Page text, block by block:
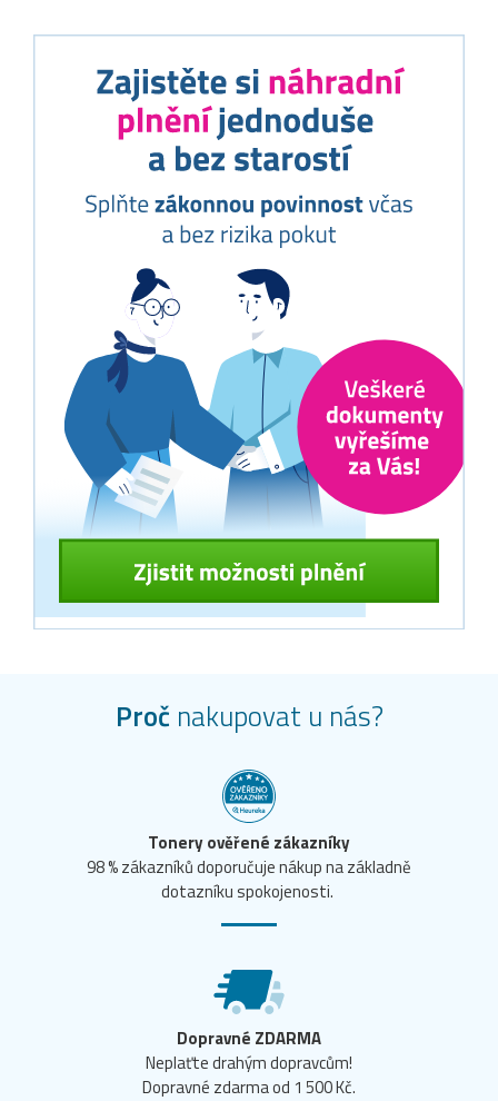
Proč nakupovat u nás?
Tonery ověřené zákazníky
98 % zákazníků doporučuje nákup na základně
dotazníku spokojenosti.
Dopravné ZDARMA
Neplaťte drahým dopravcům!
Dopravné zdarma od 1 500 Kč.